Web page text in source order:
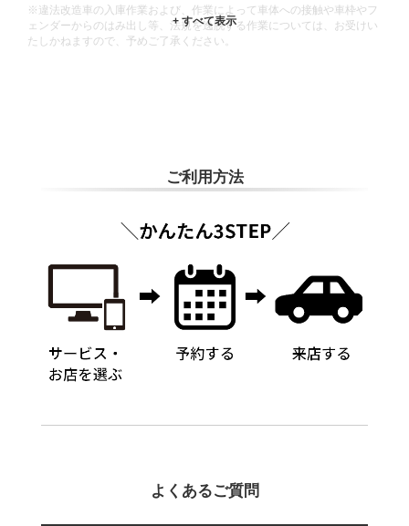
※違法改造車の入庫作業および、作業によって車体への接触や車枠やフ
ェンダーからのはみ出し等、法規を逸脱する作業については、お受けい
たしかねますので、予めご了承ください。
ご利用方法
よくあるご質問